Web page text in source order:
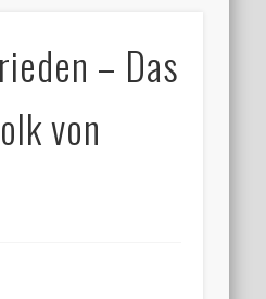
– Das
von